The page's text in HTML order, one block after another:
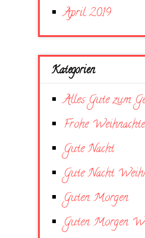
April 2019
Kategorien
Alles Gute zum
Frohe
Gute Nacht
Gute Nacht
Guten Morgen
Guten Morgen